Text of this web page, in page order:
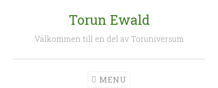
Torun Ewald
Välkommen till en del av Toruniversum
MENU